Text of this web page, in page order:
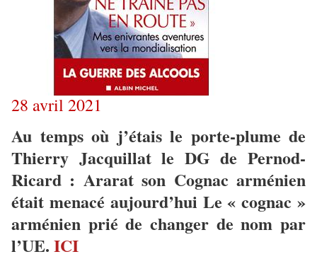
28 avril 2021
Au temps où j’étais le porte-plume de
Thierry Jacquillat le DG de Pernod-
Ricard : Ararat son Cognac arménien
était menacé aujourd’hui Le « cognac »
arménien prié de changer de nom par
l’UE. ICI